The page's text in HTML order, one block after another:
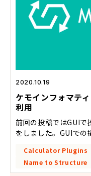
2020.10.19
ケモインフォマテ
利用
前回の投稿ではGUI
をしました。GUIでの
Calculator Plugins
Name to Structure